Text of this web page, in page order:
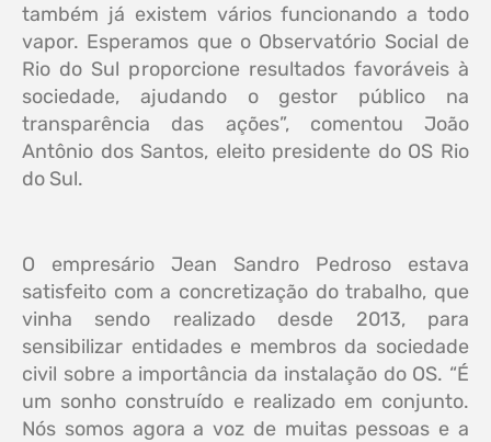
também já existem vários funcionando a todo
vapor. Esperamos que o Observatório Social de
Rio do Sul proporcione resultados favoráveis à
sociedade, ajudando o gestor público na
transparência das ações”, comentou João
Antônio dos Santos, eleito presidente do OS Rio
do Sul.
O empresário Jean Sandro Pedroso estava
satisfeito com a concretização do trabalho, que
vinha sendo realizado desde 2013, para
sensibilizar entidades e membros da sociedade
civil sobre a importância da instalação do OS. “É
um sonho construído e realizado em conjunto.
Nós somos agora a voz de muitas pessoas e a